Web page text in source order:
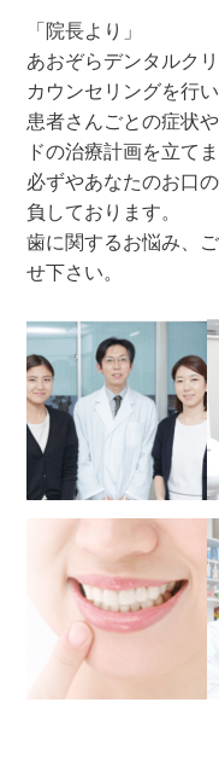
「院長より」
あおぞらデンタルク
カウンセリングを行い
患者さんごとの症状
ドの治療計画を立てま
必ずやあなたのお口
負しております。
歯に関するお悩み、
せ下さい。